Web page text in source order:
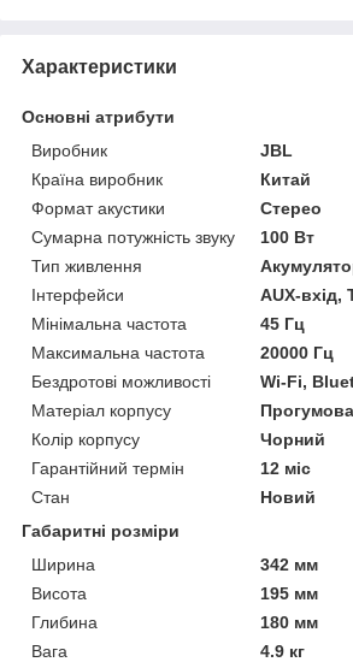
Характеристики
Основні атрибути
Виробник
JBL
Країна виробник
Китай
Формат акустики
Стерео
Сумарна потужність звуку
100 Вт
Тип живлення
Інтерфейси
AUX-вхід,
Мінімальна частота
45 Гц
Максимальна частота
20000 Гц
Бездротові можливості
Wi-Fi,
Матеріал корпусу
Колір корпусу
Чорний
Гарантійний термін
12 міс
Стан
Новий
Габаритні розміри
Ширина
342 мм
Висота
195 мм
Глибина
180 мм
Вага
4.9 кг